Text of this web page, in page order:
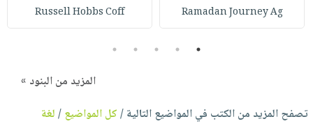
Ramadan Journey Ag
Russell Hobbs Coff
1
2
3
4
5
المزيد من البنود »
تصفح المزيد من الكتب في المواضيع التالية /كل المواضيع/لغة